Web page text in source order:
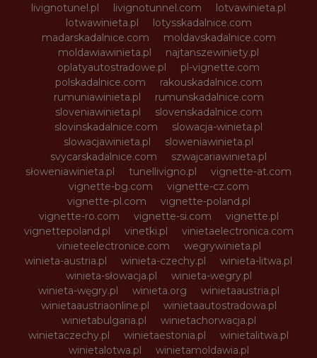
livignotunel.pl
livignotunnel.com
lotvawinieta.pl
lotwawinieta.pl
lotysskadalnice.com
madarskadalnice.com
moldavskadalnice.com
moldawiawinieta.pl
najtanszewiniety.pl
oplatyautostradowe.pl
pl-vignette.com
polskadalnice.com
rakouskadalnice.com
rumuniawinieta.pl
rumunskadalnice.com
sloveniawinieta.pl
slovenskadalnice.com
slovinskadalnice.com
slowacja-winieta.pl
slowacjawinieta.pl
sloweniawinieta.pl
svycarskadalnice.com
szwajcariawinieta.pl
słoweniawinieta.pl
tunellivigno.pl
vignette-at.com
vignette-bg.com
vignette-cz.com
vignette-pl.com
vignette-poland.pl
vignette-ro.com
vignette-si.com
vignette.pl
vignettepoland.pl
vinetki.pl
vinietaelectronica.com
vinieteelectronice.com
wegrywinieta.pl
winieta-austria.pl
winieta-czechy.pl
winieta-litwa.pl
winieta-słowacja.pl
winieta-wegry.pl
winieta-węgry.pl
winieta.org
winietaaustria.pl
winietaaustriaonline.pl
winietaautostradowa.pl
winietabulgaria.pl
winietachorwacja.pl
winietaczechy.pl
winietaestonia.pl
winietalitwa.pl
winietalotwa.pl
winietamoldawia.pl